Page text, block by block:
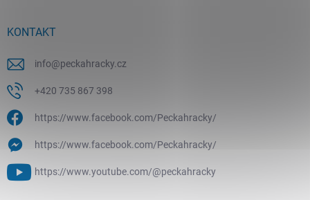
KONTAKT
info@peckahracky.cz
+420 735 867 398
https://www.facebook.com/Peckahracky/
https://www.facebook.com/Peckahracky/
https://www.youtube.com/@peckahracky